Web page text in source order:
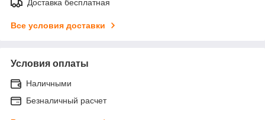
Доставка бесплатная
Все условия доставки
Условия оплаты
Наличными
Безналичный расчет